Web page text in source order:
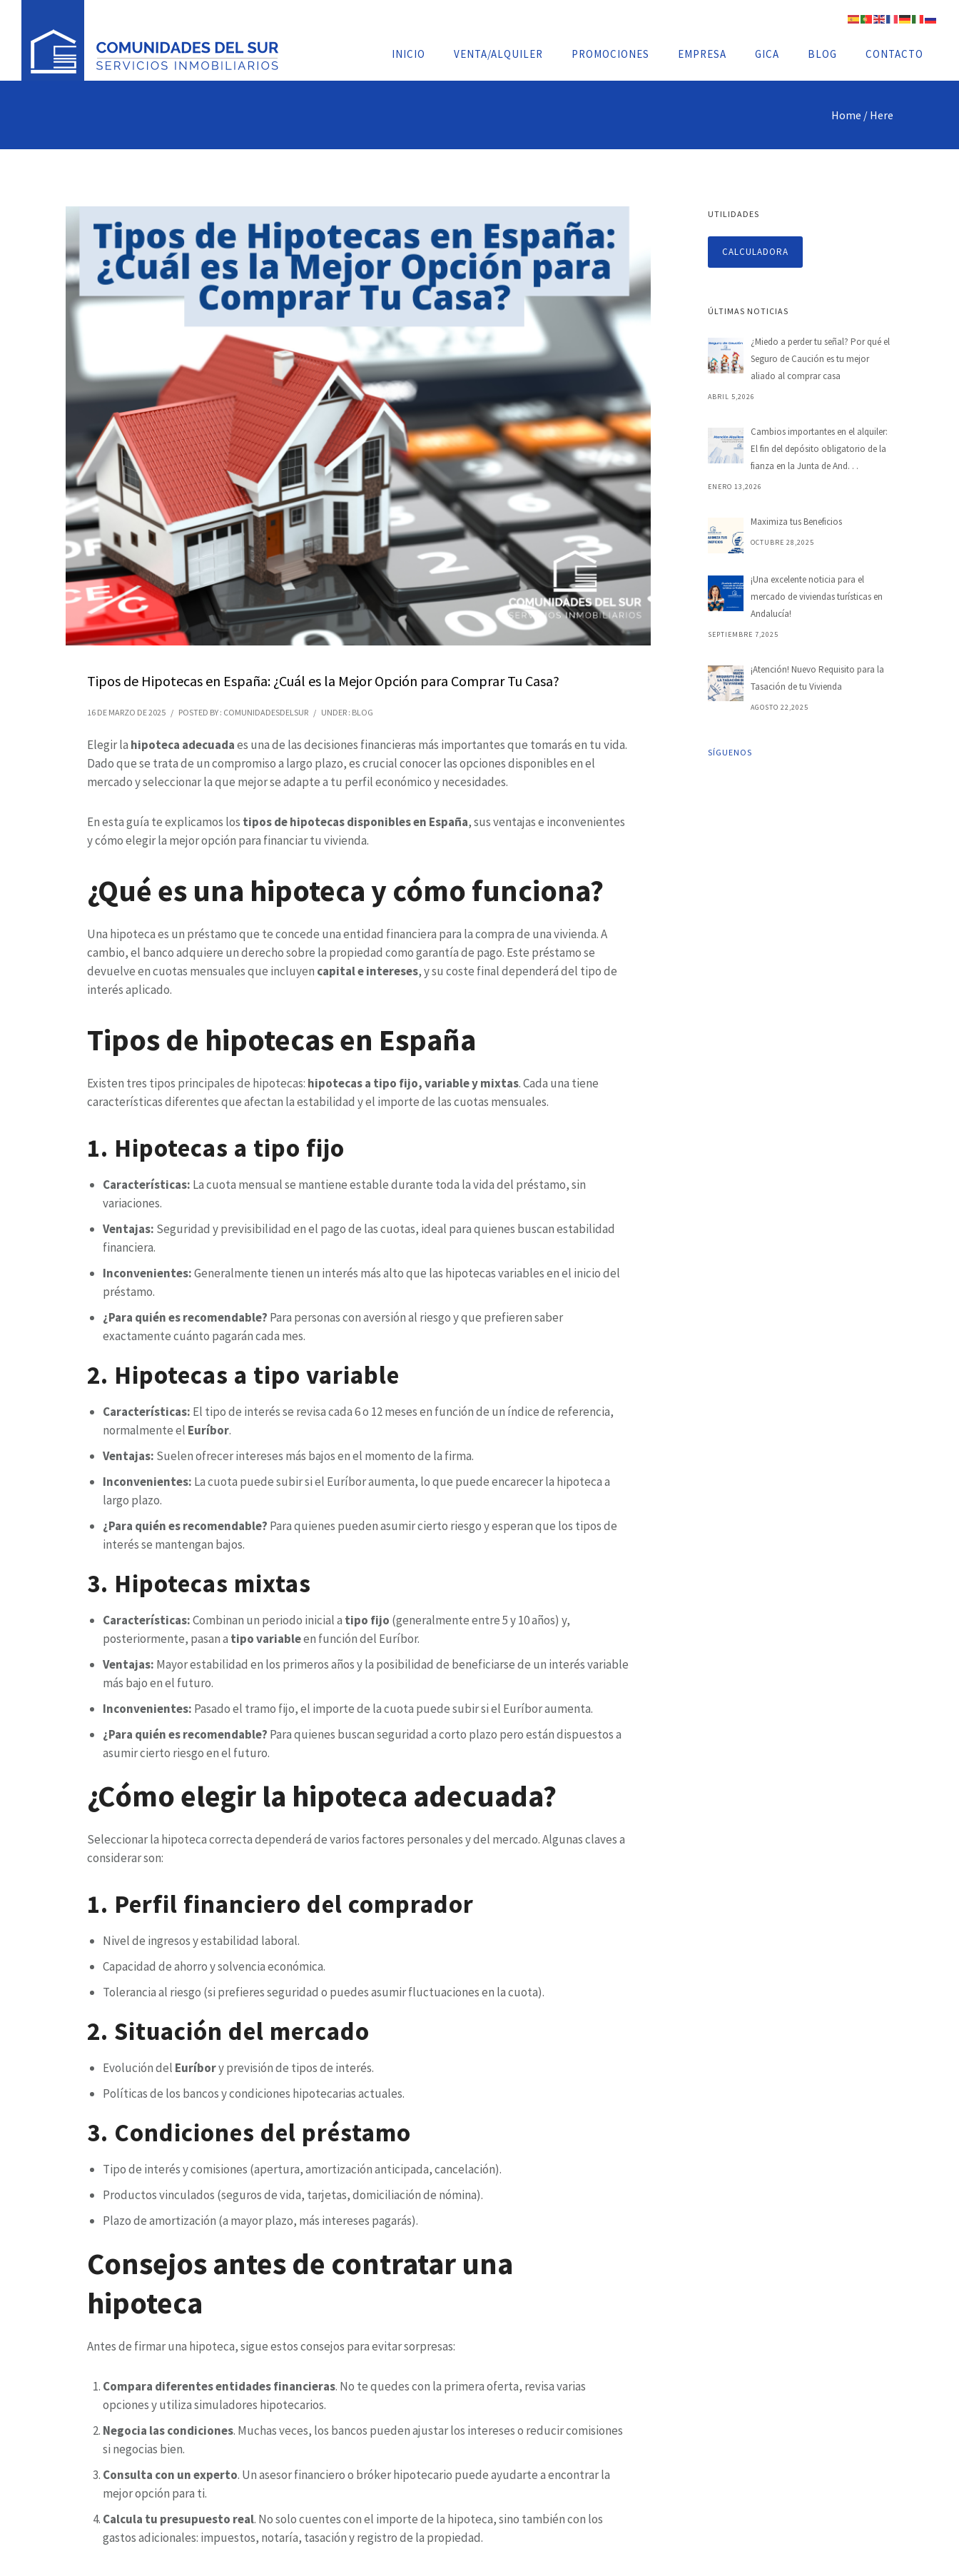
INICIO VENTA/ALQUILER PROMOCIONES EMPRESA GICA BLOG CONTACTO
Home / Here
Tipos de Hipotecas en España: ¿Cuál es la Mejor Opción para Comprar Tu Casa?
16 DE MARZO DE 2025 / POSTED BY : COMUNIDADESDELSUR / UNDER : BLOG
Elegir la hipoteca adecuadaes una de las decisiones financieras más importantes que tomarás en tu vida.
Dado que se trata de un compromiso a largo plazo, es crucial conocer las opciones disponibles en el
mercado y seleccionar la que mejor se adapte a tu perfil económico y necesidades.
En esta guía te explicamos los tipos de hipotecas disponibles en España, sus ventajas e inconvenientes
y cómo elegir la mejor opción para financiar tu vivienda.
¿Qué es una hipoteca y cómo funciona?
Una hipoteca es un préstamo que te concede una entidad financiera para la compra de una vivienda. A
cambio, el banco adquiere un derecho sobre la propiedad como garantía de pago. Este préstamo se
devuelve en cuotas mensuales que incluyen capital e intereses, y su coste final dependerá del tipo de
interés aplicado.
Tipos de hipotecas en España
Existen tres tipos principales de hipotecas: hipotecas a tipo fijo, variable y mixtas. Cada una tiene
características diferentes que afectan la estabilidad y el importe de las cuotas mensuales.
1. Hipotecas a tipo fijo
Características: La cuota mensual se mantiene estable durante toda la vida del préstamo, sin
variaciones.
Ventajas: Seguridad y previsibilidad en el pago de las cuotas, ideal para quienes buscan estabilidad
financiera.
Inconvenientes:Generalmente tienen un interés más alto que las hipotecas variables en el inicio del
préstamo.
¿Para quién es recomendable? Para personas con aversión al riesgo y que prefieren saber
exactamente cuánto pagarán cada mes.
2. Hipotecas a tipo variable
Características: El tipo de interés se revisa cada 6 o 12 meses en función de un índice de referencia,
normalmente el Euríbor.
Ventajas: Suelen ofrecer intereses más bajos en el momento de la firma.
Inconvenientes: La cuota puede subir si el Euríbor aumenta, lo que puede encarecer la hipoteca a
largo plazo.
¿Para quién es recomendable? Para quienes pueden asumir cierto riesgo y esperan que los tipos de
interés se mantengan bajos.
3. Hipotecas mixtas
Características:Combinan un periodo inicial a tipo fijo (generalmente entre 5 y 10 años) y,
posteriormente, pasan a tipo variableen función del Euríbor.
Ventajas: Mayor estabilidad en los primeros años y la posibilidad de beneficiarse de un interés variable
más bajo en el futuro.
Inconvenientes: Pasado el tramo fijo, el importe de la cuota puede subir si el Euríbor aumenta.
¿Para quién es recomendable? Para quienes buscan seguridad a corto plazo pero están dispuestos a
asumir cierto riesgo en el futuro.
¿Cómo elegir la hipoteca adecuada?
Seleccionar la hipoteca correcta dependerá de varios factores personales y del mercado. Algunas claves a
considerar son:
1. Perfil financiero del comprador
Nivel de ingresos y estabilidad laboral.
Capacidad de ahorro y solvencia económica.
Tolerancia al riesgo (si prefieres seguridad o puedes asumir fluctuaciones en la cuota).
2. Situación del mercado
Evolución del Euríbory previsión de tipos de interés.
Políticas de los bancos y condiciones hipotecarias actuales.
3. Condiciones del préstamo
Tipo de interés y comisiones (apertura, amortización anticipada, cancelación).
Productos vinculados (seguros de vida, tarjetas, domiciliación de nómina).
Plazo de amortización (a mayor plazo, más intereses pagarás).
Consejos antes de contratar una
hipoteca
Antes de firmar una hipoteca, sigue estos consejos para evitar sorpresas:
Compara diferentes entidades financieras. No te quedes con la primera oferta, revisa varias
opciones y utiliza simuladores hipotecarios.
Negocia las condiciones. Muchas veces, los bancos pueden ajustar los intereses o reducir comisiones
si negocias bien.
Consulta con un experto. Un asesor financiero o bróker hipotecario puede ayudarte a encontrar la
mejor opción para ti.
Calcula tu presupuesto real. No solo cuentes con el importe de la hipoteca, sino también con los
gastos adicionales: impuestos, notaría, tasación y registro de la propiedad.
UTILIDADES
CALCULADORA
ÚLTIMAS NOTICIAS
¿Miedo a perder tu señal? Por qué el
Seguro de Caución es tu mejor
aliado al comprar casa
ABRIL 5,2026
Cambios importantes en el alquiler:
El fin del depósito obligatorio de la
fianza en la Junta de And. . .
ENERO 13,2026
Maximiza tus Beneficios
OCTUBRE 28,2025
¡Una excelente noticia para el
mercado de viviendas turísticas en
Andalucía!
SEPTIEMBRE 7,2025
¡Atención! Nuevo Requisito para la
Tasación de tu Vivienda
AGOSTO 22,2025
SÍGUENOS